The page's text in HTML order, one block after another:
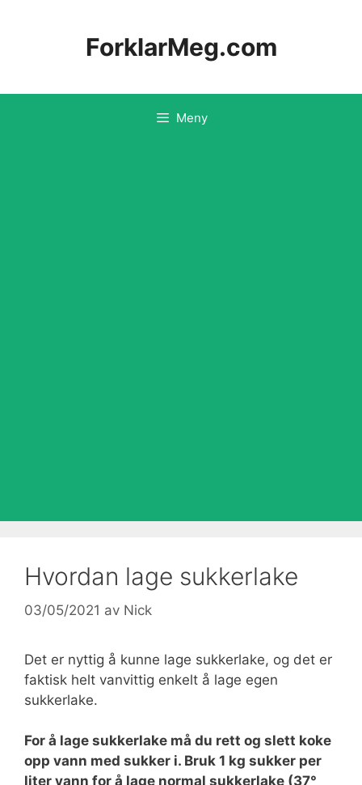
ForklarMeg.com
Meny
Hvordan lage sukkerlake
03/05/2021 av Nick
Det er nyttig å kunne lage sukkerlake, og det er
faktisk helt vanvittig enkelt å lage egen
sukkerlake.
For å lage sukkerlake må du rett og slett koke
opp vann med sukker i. Bruk 1 kg sukker per
liter vann for å lage normal sukkerlake (37°